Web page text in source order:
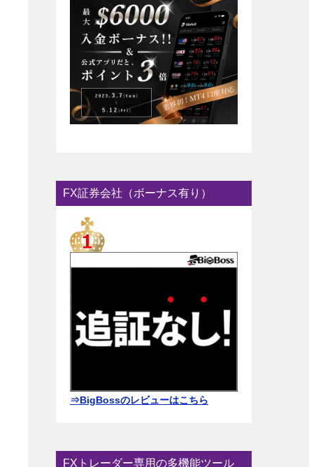
FX証券会社（ボーナス有り）
⇒BigBossのレビューはこちら
FXトレーダー専用の多機能ツール